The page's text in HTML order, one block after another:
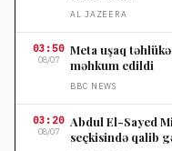
AL JAZEERA
03:50
08/07
Meta uşaq
məhkum edildi
BBC NEWS
03:20
08/07
Abdul El-Sayed
seçkisində qalib